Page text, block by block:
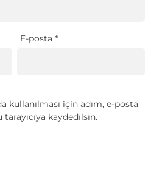
E-posta*
kullanılması için adım, e-posta
kaydedilsin.